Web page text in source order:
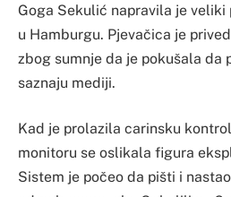
​Goga Sekulić napravila je veliki
u Hamburgu. Pjevačica je
zbog sumnje da je pokušala da
saznaju mediji.
Kad je prolazila carinsku
monitoru se oslikala figura
Sistem je počeo da pišti i